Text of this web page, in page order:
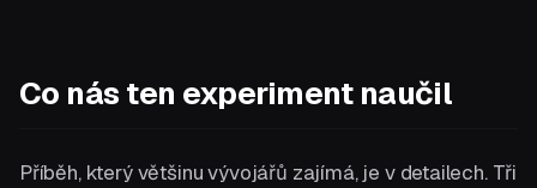
Co nás ten experiment naučil
Příběh, který většinu vývojářů zajímá, je v detailech. Tři